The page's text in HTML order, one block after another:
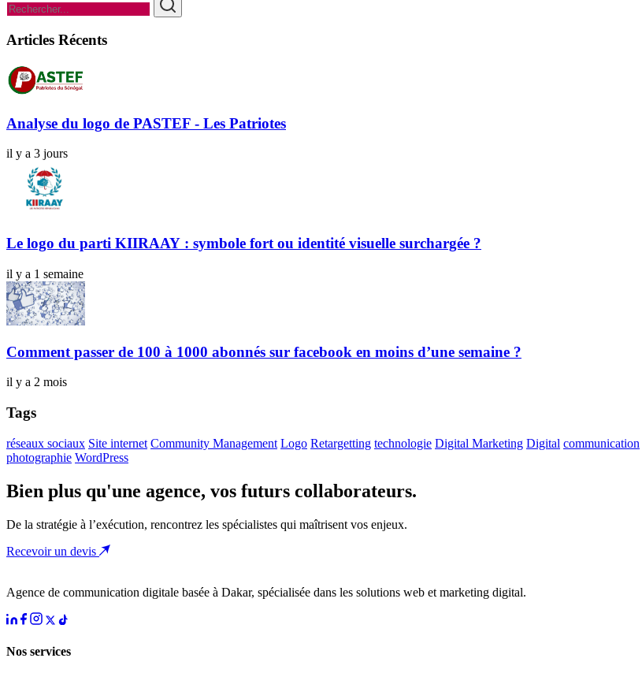
Articles Récents
Analyse du logo de PASTEF - Les Patriotes
il y a 3 jours
Le logo du parti KIIRAAY : symbole fort ou identité visuelle surchargée ?
il y a 1 semaine
Comment passer de 100 à 1000 abonnés sur facebook en moins d’une semaine ?
il y a 2 mois
Tags
réseaux sociaux Site internet Community Management Logo Retargetting technologie Digital Marketing Digital communication
photographie WordPress
Bien plus qu'une agence, vos futurs collaborateurs.
De la stratégie à l’exécution, rencontrez les spécialistes qui maîtrisent vos enjeux.
Recevoir un devis
Agence de communication digitale basée à Dakar, spécialisée dans les solutions web et marketing digital.
Nos services